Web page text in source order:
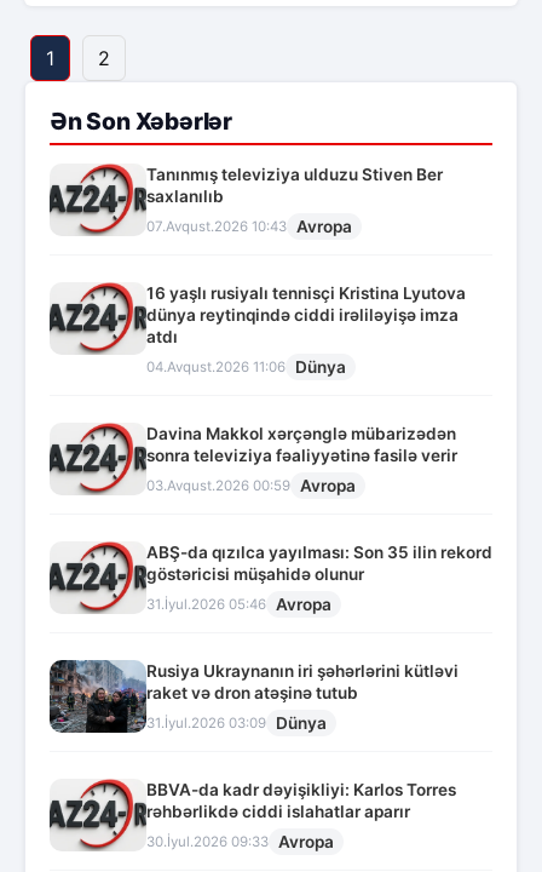
1 2
Ən Son Xəbərlər
Tanınmış televiziya ulduzu Stiven Ber
saxlanılıb
07.Avqust.2026 10:43 Avropa
16 yaşlı rusiyalı tennisçi Kristina Lyutova
dünya reytinqində ciddi irəliləyişə imza
atdı
04.Avqust.2026 11:06 Dünya
Davina Makkol xərçənglə mübarizədən
sonra televiziya fəaliyyətinə fasilə verir
03.Avqust.2026 00:59 Avropa
ABŞ-da qızılca yayılması: Son 35 ilin rekord
göstəricisi müşahidə olunur
31.İyul.2026 05:46 Avropa
Rusiya Ukraynanın iri şəhərlərini kütləvi
raket və dron atəşinə tutub
31.İyul.2026 03:09 Dünya
BBVA-da kadr dəyişikliyi: Karlos Torres
rəhbərlikdə ciddi islahatlar aparır
30.İyul.2026 09:33 Avropa